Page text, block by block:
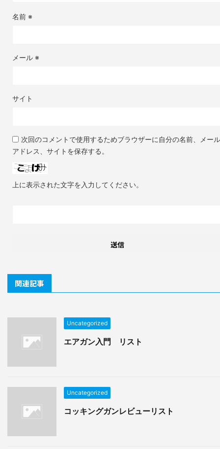
名前 ※
メール ※
サイト
次回のコメントで使用するためブラウザーに自分の名前、メール
アドレス、サイトを保存する。
上に表示された文字を入力してください。
関連記事
Uncategorized
エアガン入門 リスト
Uncategorized
コッキングガンレビューリスト